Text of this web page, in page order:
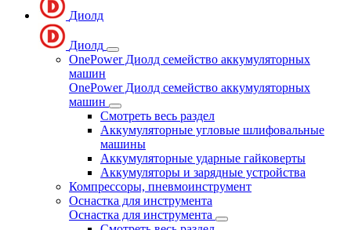
Диолд
Диолд
OnePower Диолд семейство аккумуляторных
машин
OnePower Диолд семейство аккумуляторных
машин
Смотреть весь раздел
Аккумуляторные угловые шлифовальные
машины
Аккумуляторные ударные гайковерты
Аккумуляторы и зарядные устройства
Компрессоры, пневмоинструмент
Оснастка для инструмента
Оснастка для инструмента